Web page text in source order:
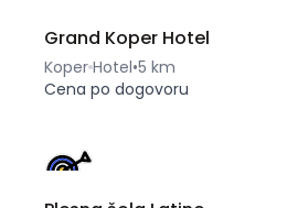
Grand Koper Hotel
Koper Hotel•5 km
Cena po dogovoru